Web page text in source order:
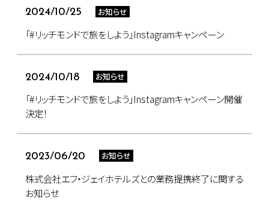
2024/10/25 お知らせ
「#リッチモンドで旅をしよう」Instagramキャンペーン
2024/10/18 お知らせ
「#リッチモンドで旅をしよう」Instagramキャンペーン開催
決定！
2023/06/20 お知らせ
株式会社エフ・ジェイホテルズとの業務提携終了に関する
お知らせ